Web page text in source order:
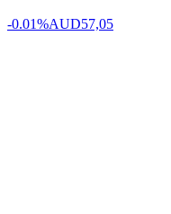
-0.01%AUD57,05